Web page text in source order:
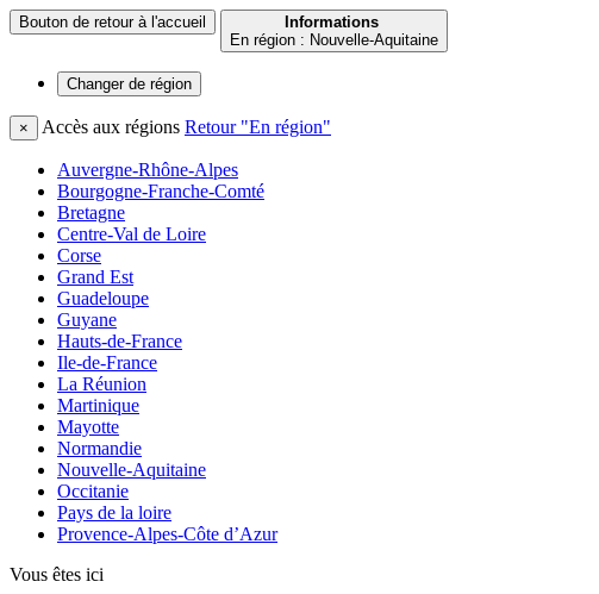
Bouton de retour à l'accueil
Informations
En région : Nouvelle-Aquitaine
Changer de région
× Accès aux régions Retour "En région"
Auvergne-Rhône-Alpes
Bourgogne-Franche-Comté
Bretagne
Centre-Val de Loire
Corse
Grand Est
Guadeloupe
Guyane
Hauts-de-France
Ile-de-France
La Réunion
Martinique
Mayotte
Normandie
Nouvelle-Aquitaine
Occitanie
Pays de la loire
Provence-Alpes-Côte d’Azur
Vous êtes ici